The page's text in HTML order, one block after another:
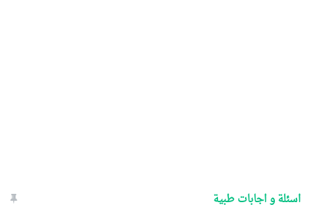
اسئلة و اجابات طبية